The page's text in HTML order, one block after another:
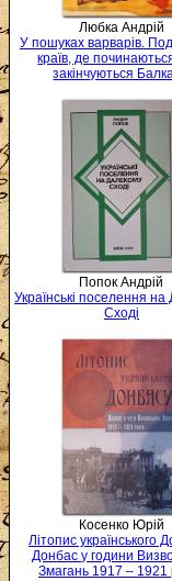
Любка Андрій
У пошуках варварів.
країв, де
закінчуються
Попок Андрій
Українські поселення
Сході
Косенко Юрій
Літопис українського
Донбас у години
Змагань 1917 – 1921